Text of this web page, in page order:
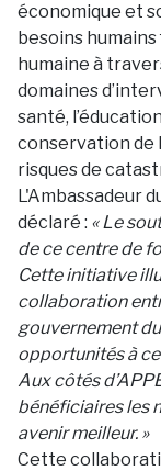
économique et
besoins
humaine à
domaines
santé,
conservation de
risques de
L'Ambassadeur
déclaré : « Le
de ce centre de
Cette initiative
collaboration
gouvernement
opportunités à
Aux côtés
bénéficiaires les
avenir meilleur. »
Cette